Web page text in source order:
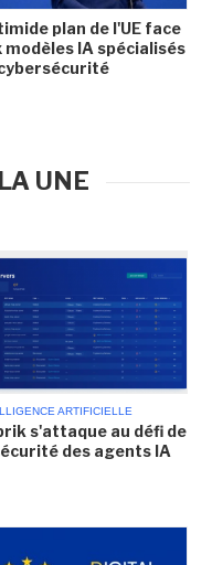
plan de l'UE face
modèles IA spécialisés
UNE
ARTIFICIELLE
s'attaque au défi de
des agents IA